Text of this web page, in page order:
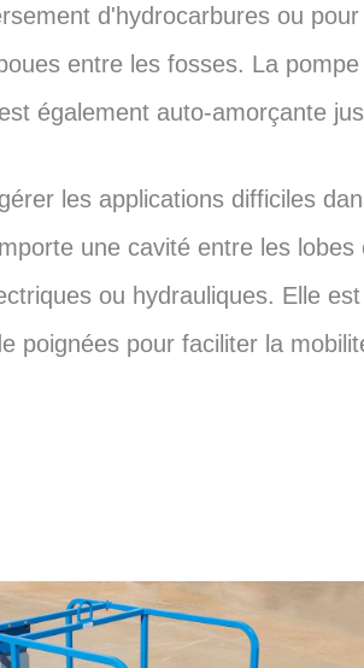
d'hydrocarbures ou
entre les fosses. La
également auto-amorçante
les applications difficiles
une cavité entre les
ou hydrauliques. Elle
poignées pour faciliter la